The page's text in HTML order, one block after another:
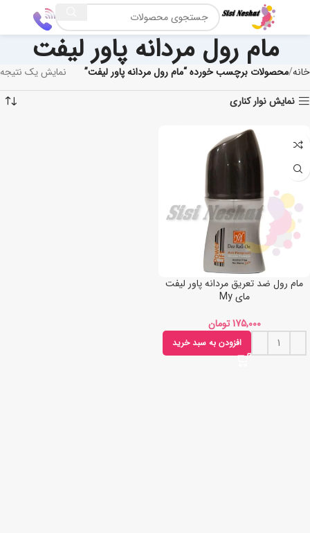
مام رول مردانه پاور لیفت
خانه محصولات برچسب خورده “مام رول مردانه پاور لیفت”
نمایش یک نتیجه
نمایش نوار کناری
مام رول ضد تعریق مردانه پاور لیفت
مای My
تومان
افزودن به سبد خرید